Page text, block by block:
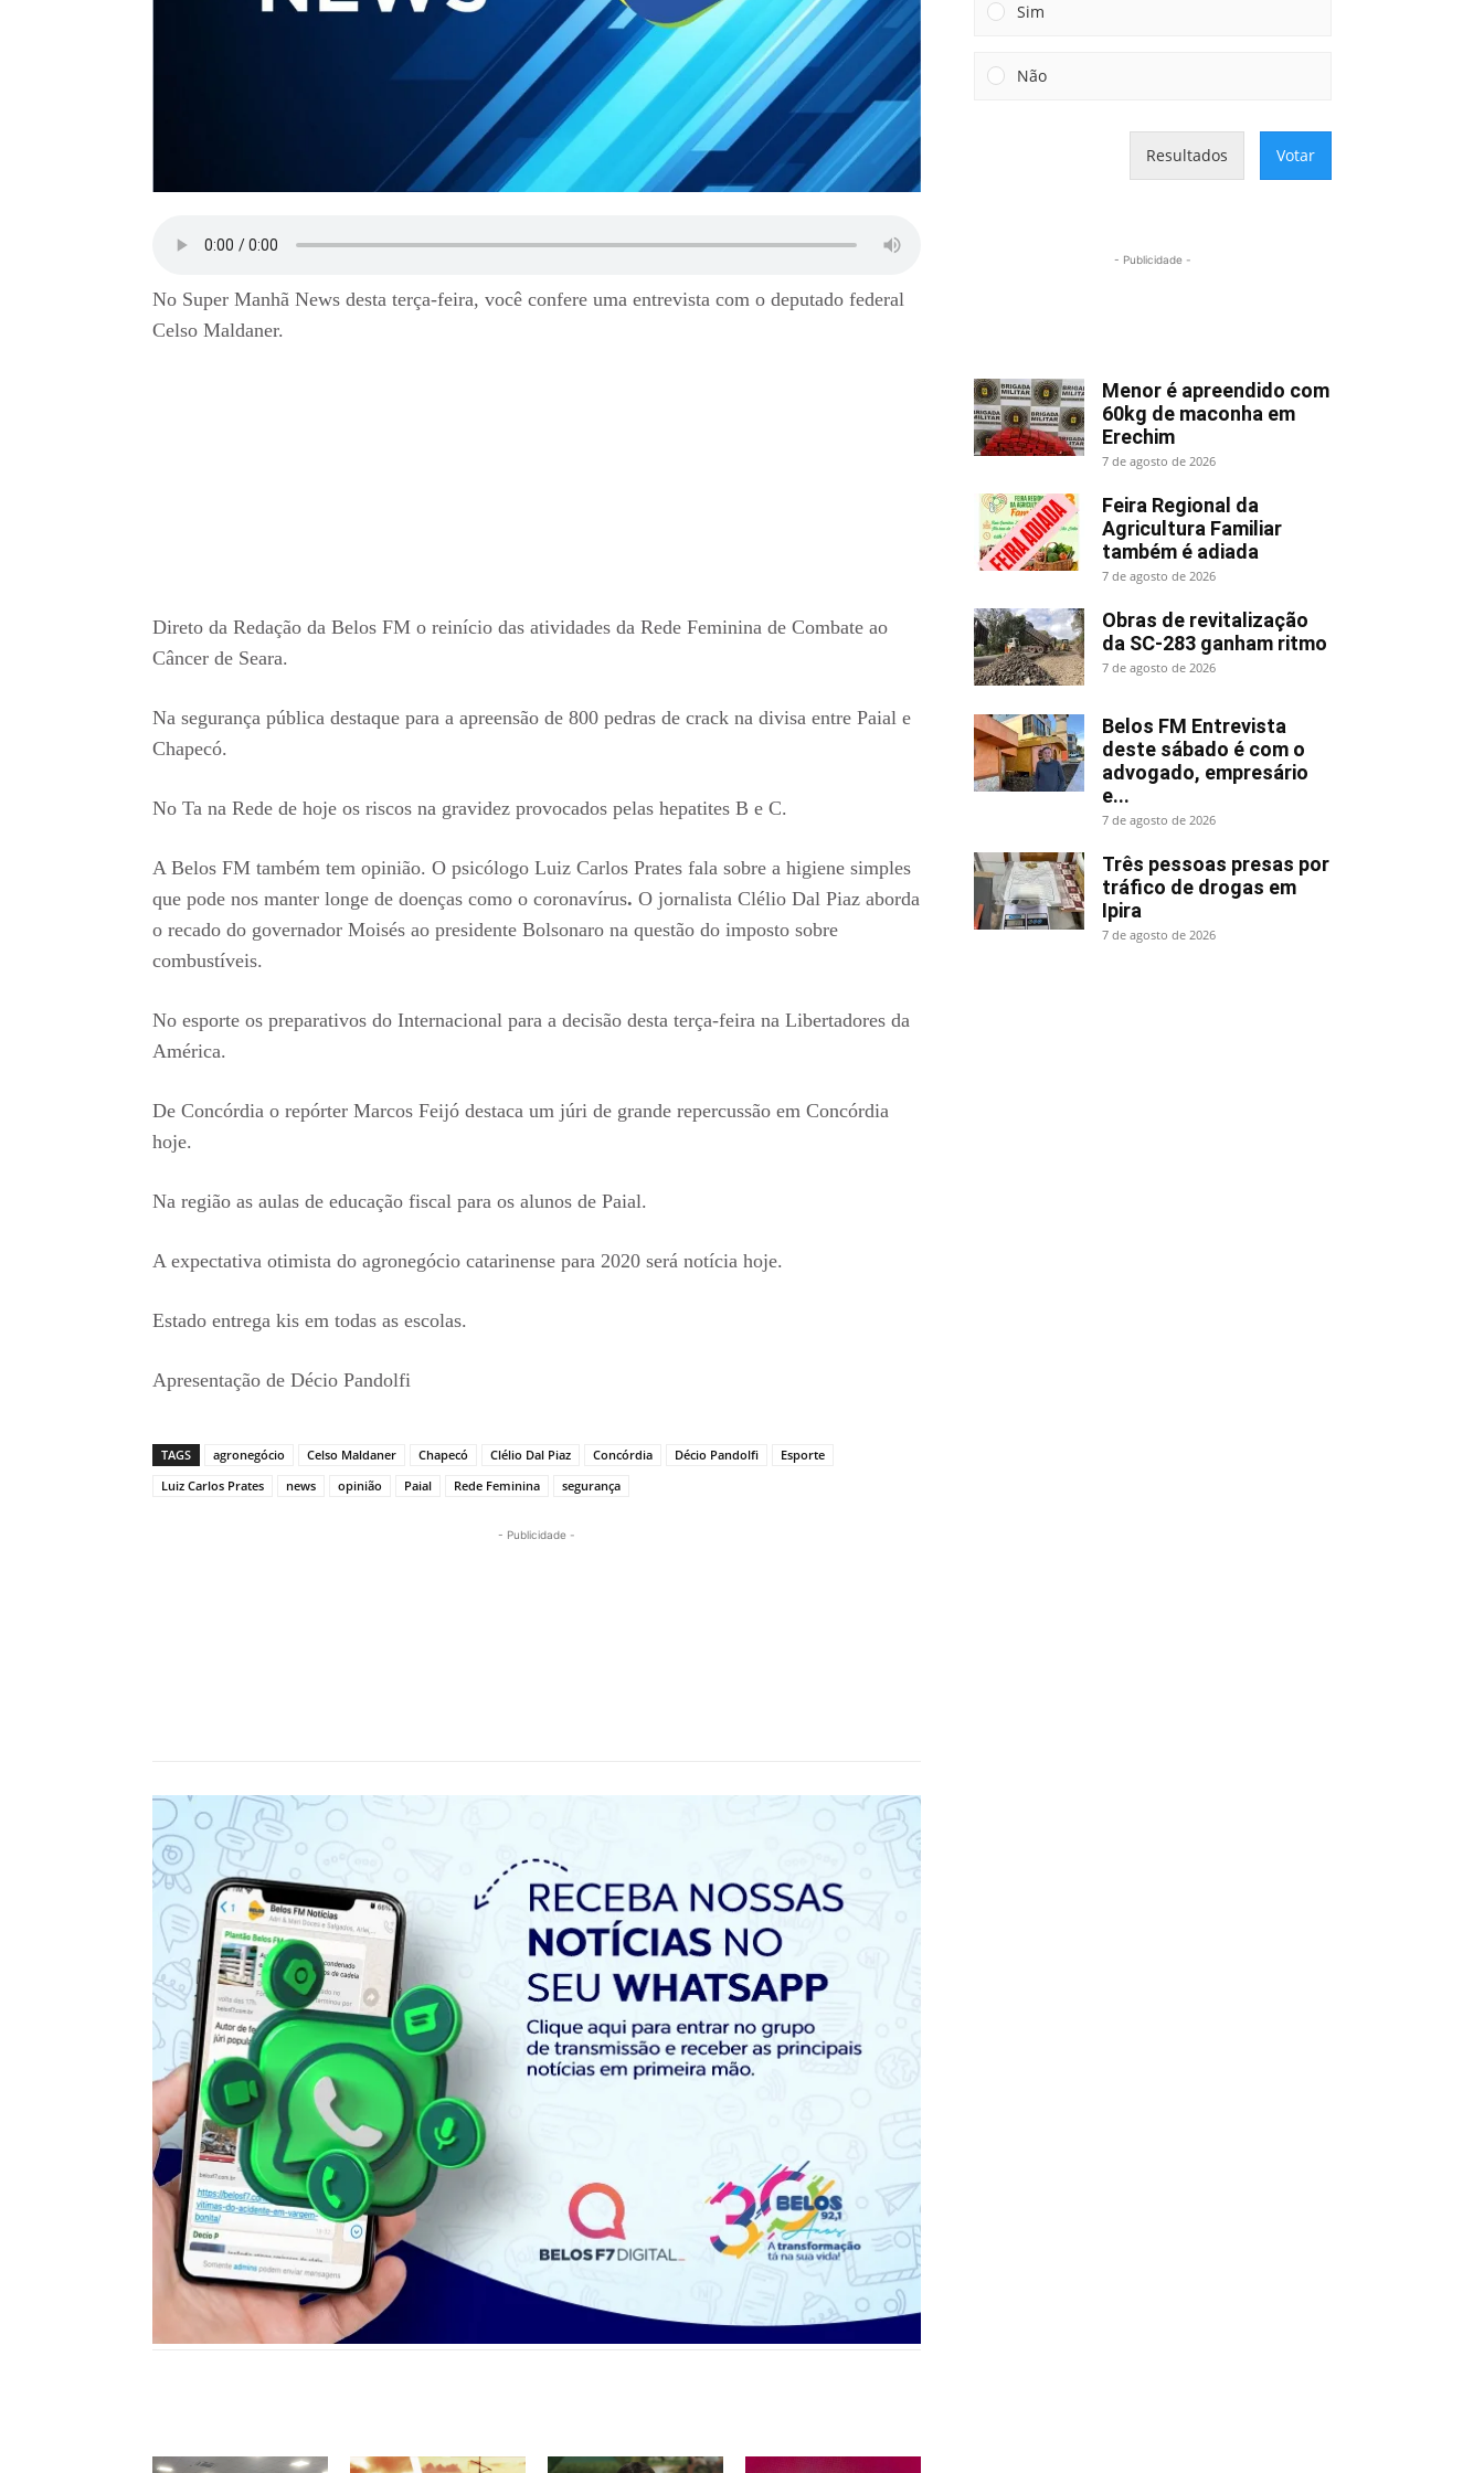
No Super Manhã News desta terça-feira, você confere uma entrevista com o deputado federal
Celso Maldaner.
Direto da Redação da Belos FM o reinício das atividades da Rede Feminina de Combate ao
Câncer de Seara.
Na segurança pública destaque para a apreensão de 800 pedras de crack na divisa entre Paial e
Chapecó.
No Ta na Rede de hoje os riscos na gravidez provocados pelas hepatites B e C.
A Belos FM também tem opinião. O psicólogo Luiz Carlos Prates fala sobre a higiene simples
que pode nos manter longe de doenças como o coronavírus. O jornalista Clélio Dal Piaz aborda
o recado do governador Moisés ao presidente Bolsonaro na questão do imposto sobre
combustíveis.
No esporte os preparativos do Internacional para a decisão desta terça-feira na Libertadores da
América.
De Concórdia o repórter Marcos Feijó destaca um júri de grande repercussão em Concórdia
hoje.
Na região as aulas de educação fiscal para os alunos de Paial.
A expectativa otimista do agronegócio catarinense para 2020 será notícia hoje.
Estado entrega kis em todas as escolas.
Apresentação de Décio Pandolfi
TAGS agronegócio Celso Maldaner Chapecó Clélio Dal Piaz Concórdia Décio Pandolfi
Esporte
Luiz Carlos Prates
news opinião Paial Rede Feminina segurança
- Publicidade -
Sim
Não
Resultados Votar
- Publicidade -
Menor é apreendido com
60kg de maconha em
Erechim
7 de agosto de 2026
Feira Regional da
Agricultura Familiar
também é adiada
7 de agosto de 2026
Obras de revitalização
da SC-283 ganham ritmo
7 de agosto de 2026
Belos FM Entrevista
deste sábado é com o
advogado, empresário
e...
7 de agosto de 2026
Três pessoas presas por
tráfico de drogas em
Ipira
7 de agosto de 2026